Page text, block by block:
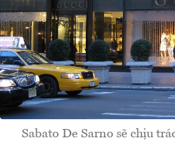
Sabato De Sarno sẽ chịu